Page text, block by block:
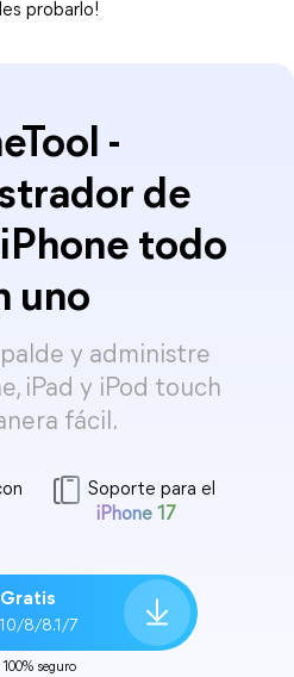
probarlo!
-
de
todo
uno
y administre
iPad y iPod touch
fácil.
Soporte para el
iPhone 17
8/8.1/7
100% seguro